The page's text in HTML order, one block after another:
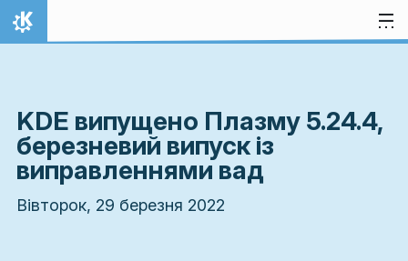
Перейти до вмісту
Домівка
KDE випущено Плазму 5.24.4,
березневий випуск із
виправленнями вад
Вівторок, 29 березня 2022